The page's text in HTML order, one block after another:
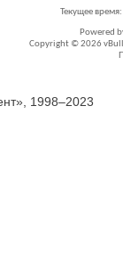
Текущее время:
Powered
Copyright © 2026
1998–2023